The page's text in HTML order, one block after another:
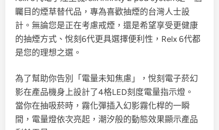
矚目的煙草替代品，專為喜歡抽煙的台灣人士設
計。無論您是正在考慮戒煙，還是希望享受更健康
的抽煙方式、悅刻6代更具選擇便利性，Relx 6代都
是您的理想之選。
為了幫助你告別「電量未知焦慮」，悅刻電子菸幻
影在產品機身上設計了4格LED刻度電量指示燈。
當你在抽吸菸時，霧化彈插入幻影霧化桿的一瞬
間，電量燈依次亮起，潮汐般的動態效果顯示產品